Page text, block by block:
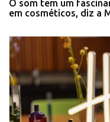
O som tem um
em cosméticos, diz a